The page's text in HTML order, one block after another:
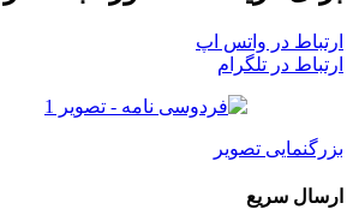
ارتباط در واتس اپ
ارتباط در تلگرام
بزرگنمایی تصویر
ارسال سریع